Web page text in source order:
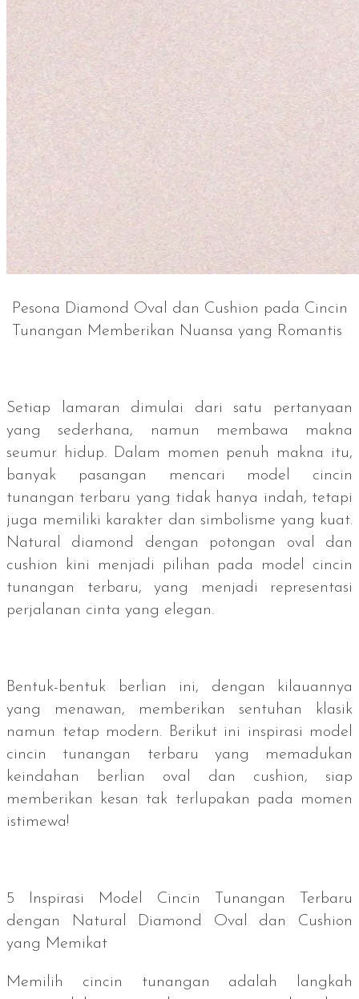
Pesona Diamond Oval dan Cushion pada Cincin
Tunangan Memberikan Nuansa yang Romantis
Setiap lamaran dimulai dari satu pertanyaan
yang sederhana, namun membawa makna
seumur hidup. Dalam momen penuh makna itu,
banyak pasangan mencari model cincin
tunangan terbaru yang tidak hanya indah, tetapi
juga memiliki karakter dan simbolisme yang kuat.
Natural diamond
dengan potongan oval dan
cushion
kini menjadi pilihan pada model cincin
tunangan terbaru, yang menjadi representasi
perjalanan cinta yang elegan.
Bentuk-bentuk berlian ini, dengan kilauannya
yang menawan, memberikan sentuhan klasik
namun tetap modern. Berikut ini inspirasi model
cincin tunangan terbaru yang memadukan
keindahan berlian oval dan cushion, siap
memberikan kesan tak terlupakan pada momen
istimewa!
5 Inspirasi Model Cincin Tunangan Terbaru
dengan Natural Diamond Oval dan Cushion
yang Memikat
Memilih cincin tunangan adalah langkah